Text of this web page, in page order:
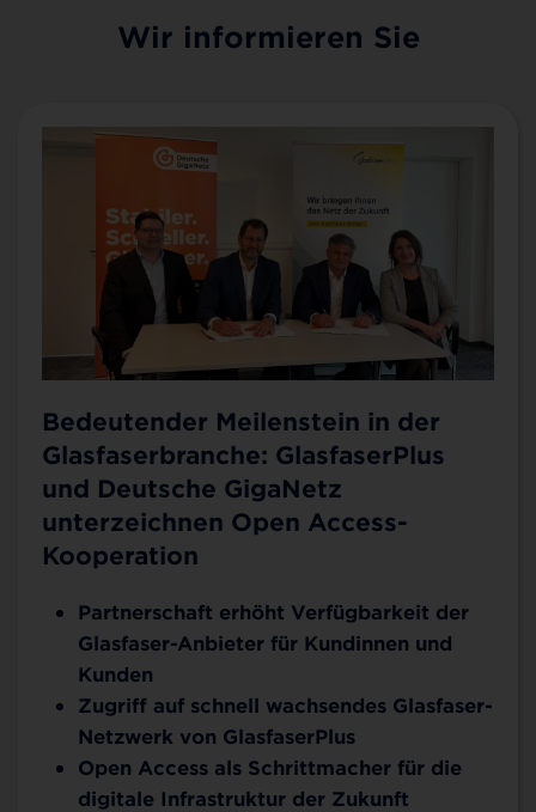
Wir informieren Sie
Bedeutender Meilenstein in der
Glasfaserbranche: GlasfaserPlus
und Deutsche GigaNetz
unterzeichnen Open Access-
Kooperation
Partnerschaft erhöht Verfügbarkeit der
Glasfaser-Anbieter für Kundinnen und
Kunden
Zugriff auf schnell wachsendes Glasfaser-
Netzwerk von GlasfaserPlus
Open Access als Schrittmacher für die
digitale Infrastruktur der Zukunft